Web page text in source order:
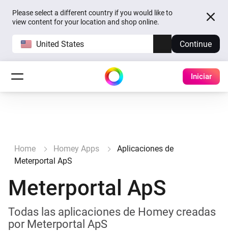
Please select a different country if you would like to
view content for your location and shop online.
United States Continue
Iniciar
Home Homey Apps
Aplicaciones de
Meterportal ApS
Meterportal ApS
Todas las aplicaciones de Homey creadas
por Meterportal ApS